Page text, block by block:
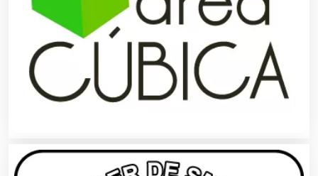
Aire Acondicionado
Alarmas
Albercas